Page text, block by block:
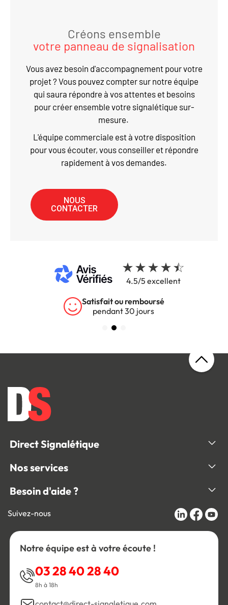
Créons ensemble
votre panneau de signalisation
Vous avez besoin d'accompagnement pour votre
projet ? Vous pouvez compter sur notre équipe
qui saura répondre à vos attentes et besoins
pour créer ensemble votre signalétique sur-
mesure.
L'équipe commerciale est à votre disposition
pour vous écouter, vous conseiller et répondre
rapidement à vos demandes.
NOUS
CONTACTER
4.5/5 excellent
Garantie 5 ans
sur tous nos produits
Direct Signalétique
Nos services
Besoin d'aide ?
Suivez-nous
Notre équipe est à votre écoute !
03 28 40 28 40
8h à 18h